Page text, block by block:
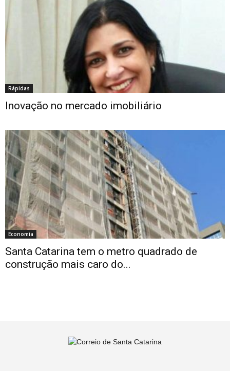
Rápidas
Inovação no mercado imobiliário
Economia
Santa Catarina tem o metro quadrado de
construção mais caro do...